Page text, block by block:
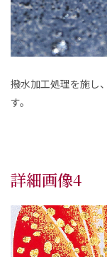
撥水加工処理を施し
す。
詳細画像4